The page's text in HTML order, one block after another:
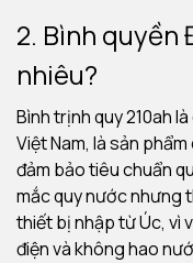
2. Bình quyền
nhiêu?
Bình trịnh quy 210ah
Việt Nam, là sản
đảm bảo tiêu chuẩn
mắc quy nước nhưng
thiết bị nhập từ Úc, vì
điện và không hao